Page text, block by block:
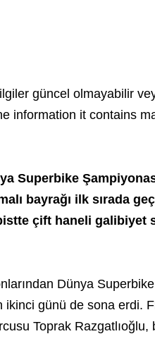
güncel olmayabilir
information it contains
Superbike
bayrağı ilk sırada
çift haneli galibiyet
Dünya Superbike
ikinci günü de sona erdi.
Toprak